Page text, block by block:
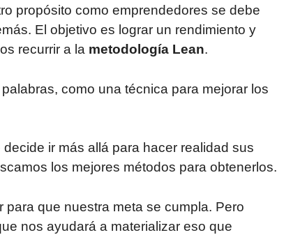
propósito como emprendedores se debe
El objetivo es lograr un rendimiento y
recurrir a la metodología Lean.
como una técnica para mejorar los
ir más allá para hacer realidad sus
los mejores métodos para obtenerlos.
que nuestra meta se cumpla. Pero
nos ayudará a materializar eso que